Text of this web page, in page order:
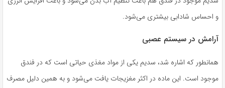
و احساس شادابی بیشتری می‌شود.
آرامش در سیستم عصبی
همانطور که اشاره شد، سدیم یکی از مواد مغذی حیاتی است که در فندق
موجود است. این ماده در اکثر مغزیجات یافت می‌شود و به همین دلیل مصرف